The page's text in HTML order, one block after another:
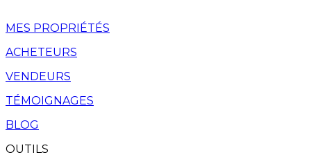
MES PROPRIÉTÉS
ACHETEURS
VENDEURS
TÉMOIGNAGES
BLOG
OUTILS